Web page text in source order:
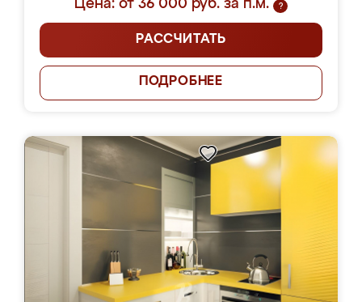
Цена: от 36 000 руб. за п.м.
?
РАССЧИТАТЬ
ПОДРОБНЕЕ